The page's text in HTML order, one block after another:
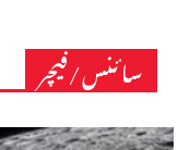
سائنس/فیچر